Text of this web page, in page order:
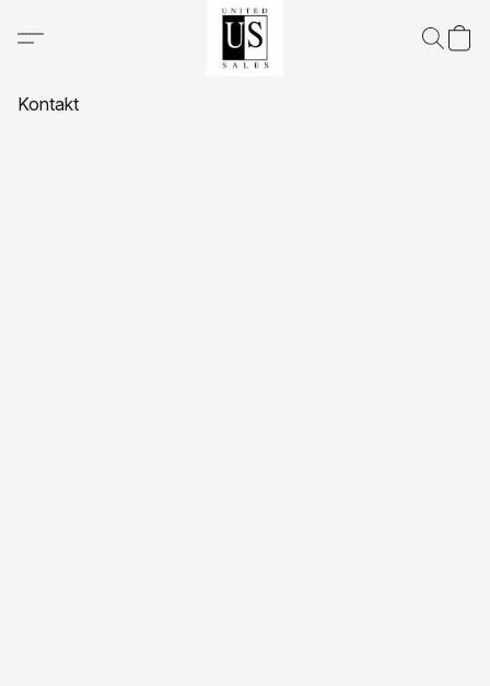
Kontakt